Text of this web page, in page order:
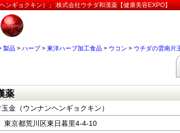
ンギョクキン）」:株式会社ウチダ和漢薬【健康美容EXPO】
製品 > ハーブ > 東洋ハーブ加工食品 > ウコン > ウチダの雲南片
薬
金（ウンナンヘンギョクキン）
京都荒川区東日暮里4-4-10